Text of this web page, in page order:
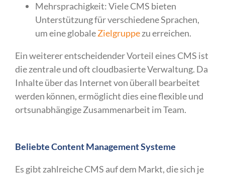
Mehrsprachigkeit: Viele CMS bieten
Unterstützung für verschiedene Sprachen,
um eine globaleZielgruppezu erreichen.
Ein weiterer entscheidender Vorteil eines CMS ist
die zentrale und oft cloudbasierte Verwaltung. Da
Inhalte über das Internet von überall bearbeitet
werden können, ermöglicht dies eine flexible und
ortsunabhängige Zusammenarbeit im Team.
Beliebte Content Management Systeme
Es gibt zahlreiche CMS auf dem Markt, die sich je